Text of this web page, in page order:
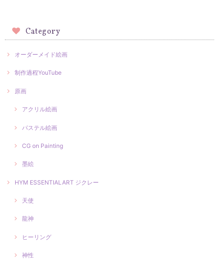
Category
オーダーメイド絵画
制作過程YouTube
原画
アクリル絵画
パステル絵画
CG on Painting
墨絵
HYM ESSENTIALART ジクレー
天使
龍神
ヒーリング
神性